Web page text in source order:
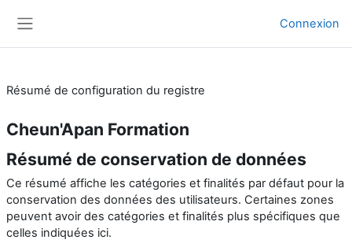
Connexion
Résumé de configuration du registre
Cheun'Apan Formation
Résumé de conservation de données
Ce résumé affiche les catégories et finalités par défaut pour la
conservation des données des utilisateurs. Certaines zones
peuvent avoir des catégories et finalités plus spécifiques que
celles indiquées ici.